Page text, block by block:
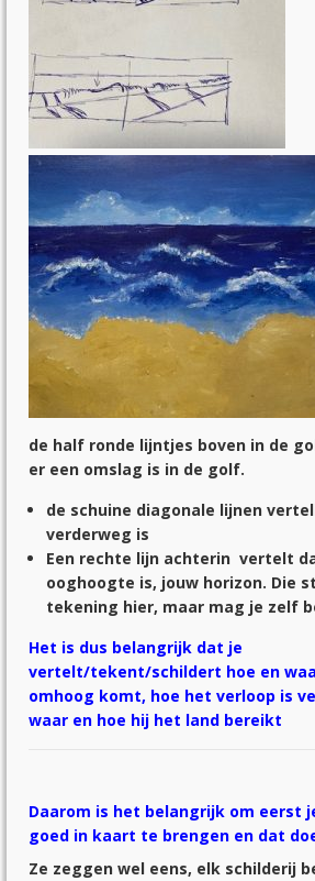
de half ronde lijntjes boven in de
er een omslag is in de golf.
de schuine diagonale lijnen
verderweg is
Een rechte lijn achterin vertelt
ooghoogte is, jouw horizon. Die
tekening hier, maar mag je zelf
Het is dus belangrijk dat je
vertelt/tekent/schildert hoe en
omhoog komt, hoe het verloop is
waar en hoe hij het land bereikt
Daarom is het belangrijk om eerst
goed in kaart te brengen en dat
Ze zeggen wel eens, elk schilderij